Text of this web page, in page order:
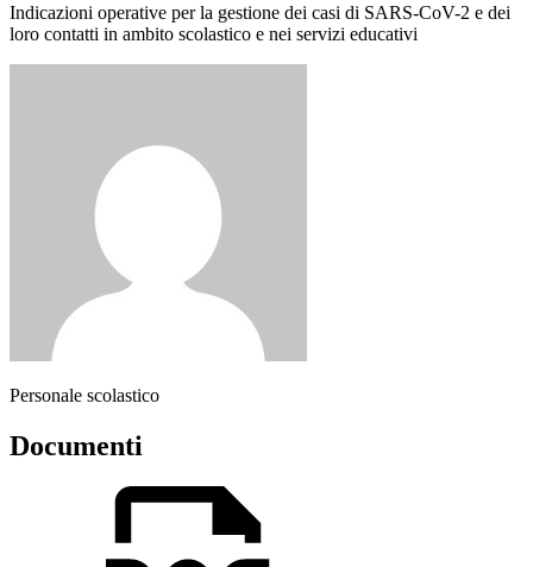
Indicazioni operative per la gestione dei casi di SARS-CoV-2 e dei
loro contatti in ambito scolastico e nei servizi educativi
Personale scolastico
Documenti